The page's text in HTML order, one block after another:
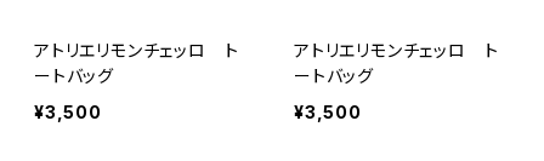
アトリエリモンチェッロ ト
ートバッグ
¥3,500
アトリエリモンチェッロ ト
ートバッグ
¥3,500